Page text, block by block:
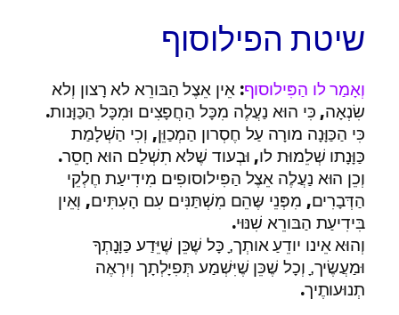
שיטת הפילוסוף
וְאָמַר לו הַפִּילוסוף: אֵין אֵצֶל הַבּורֵא לא רָצון וְלא
שִׂנְאָה, כִּי הוּא נַעֲלֶה מִכָּל הַחֲפָצִים וּמִכָּל הַכַּוָּנות.
כִּי הַכַּוָּנָה מורָה עַל חֶסְרון הַמְכַוֵּן, וְכִי הַשְׁלָמַת
כַּוָּנָתו שְׁלֵמוּת לו, וּבְעוד שֶׁלּא תִשְׁלַם הוּא חָסֵר.
וְכֵן הוּא נַעֲלֶה אֵצֶל הַפִּילוסופִים מִידִיעַת חֶלְקֵי
הַדְּבָרִים, מִפְּנֵי שֶּהֵם מִשְׁתַּנִּים עִם הָעִתִּים, וְאֵין
בִּידִיעַת הַבּורֵא שִׁנּוּי.
וְהוּא אֵינו יודֵעַ אותְך,ָ כָּל שֶׁכֵּן שֶׁיֵּדַע כַּוָּנָתְךָ
וּמַעֲשֶׂיך,ָ וְכָל שֶׁכֵּן שֶׁיִּשְׁמַע תְּפִיָלְתָך וְיִרְאֶה
תְנוּעותֶיך.